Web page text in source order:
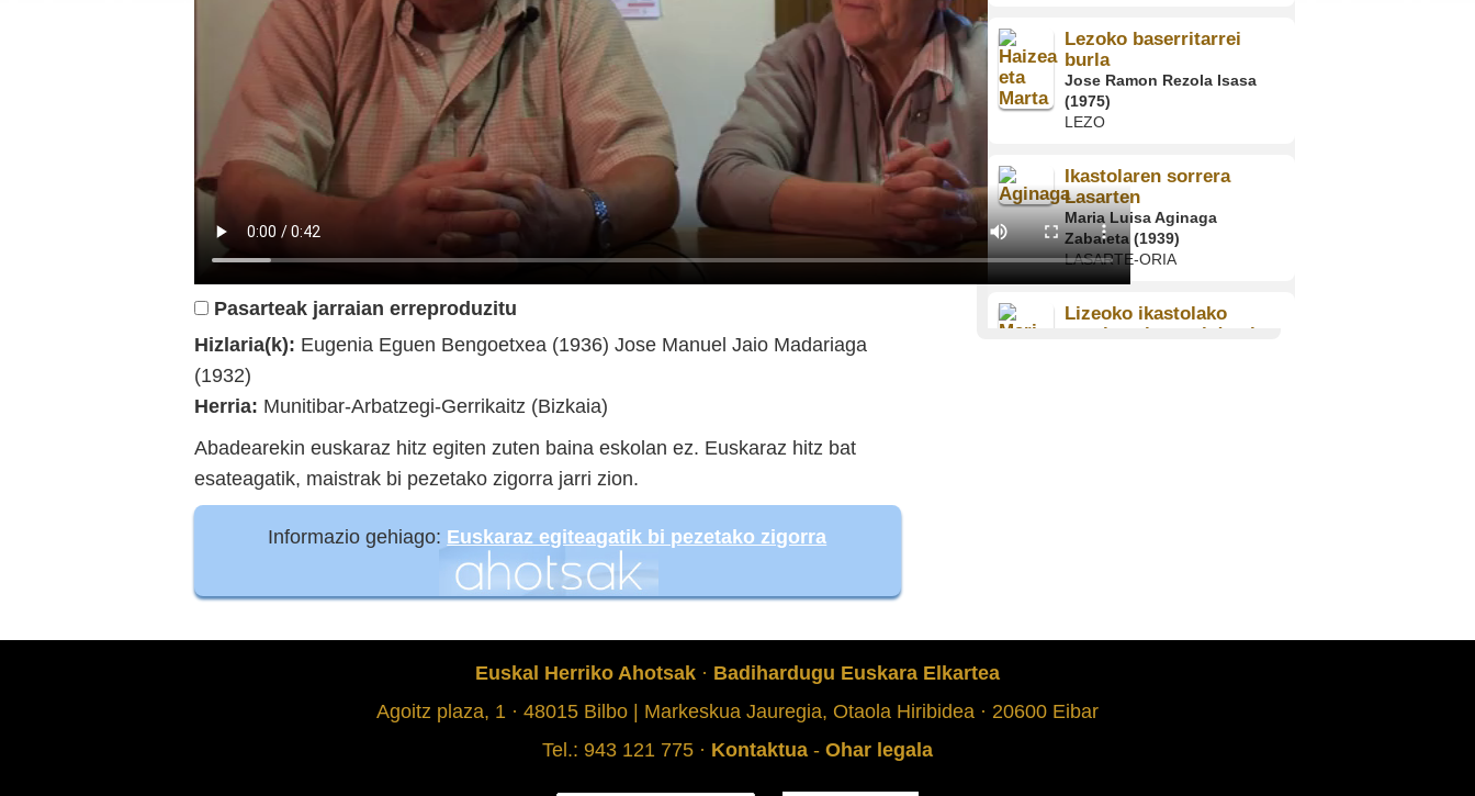
Pasarteak jarraian erreproduzitu
Hizlaria(k): Eugenia Eguen Bengoetxea (1936) Jose Manuel Jaio Madariaga
(1932)
Herria: Munitibar-Arbatzegi-Gerrikaitz (Bizkaia)
Abadearekin euskaraz hitz egiten zuten baina eskolan ez. Euskaraz hitz bat
esateagatik, maistrak bi pezetako zigorra jarri zion.
Informazio gehiago: Euskaraz egiteagatik bi pezetako zigorra
Lezoko baserritarrei
burla
Jose Ramon Rezola Isasa
(1975)
LEZO
Ikastolaren sorrera
Lasarten
Maria Luisa Aginaga
Zabaleta (1939)
LASARTE-ORIA
Lizeoko ikastolako
autobuseko anekdotak
Iturburu ikastolara
Euskal Herriko Ahotsak · Badihardugu Euskara Elkartea
Agoitz plaza, 1 · 48015 Bilbo | Markeskua Jauregia, Otaola Hiribidea · 20600 Eibar
Tel.: 943 121 775 · Kontaktua - Ohar legala